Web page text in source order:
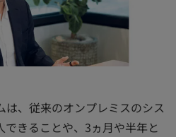
は、従来のオンプレミスのシス
きることや、3ヵ月や半年と